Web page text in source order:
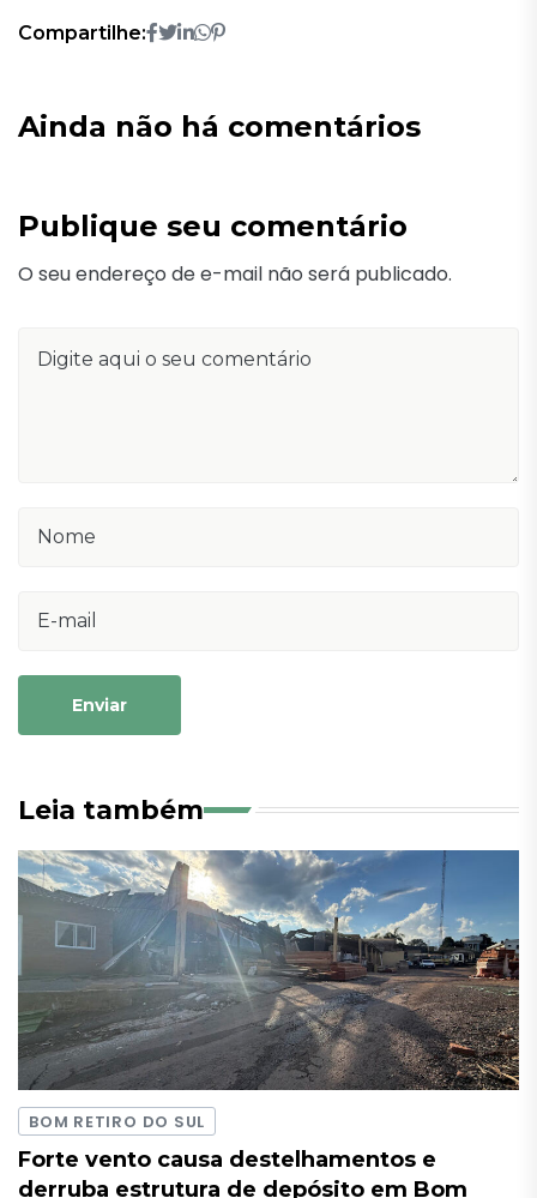
Compartilhe:
Ainda não há comentários
Publique seu comentário
O seu endereço de e-mail não será publicado.
Enviar
Leia também
BOM RETIRO DO SUL
Forte vento causa destelhamentos e
derruba estrutura de depósito em Bom